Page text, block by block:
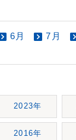
6月 7月
2023年
2016年